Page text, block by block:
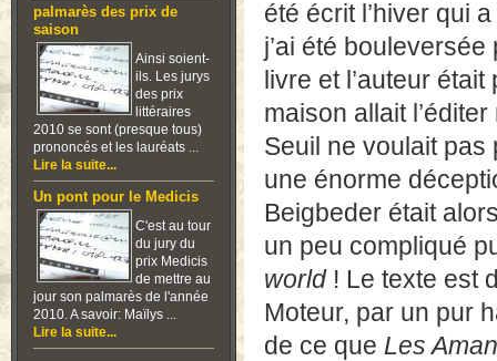
palmarès des prix de
saison
Ainsi soient-
ils. Les jurys
des prix
littéraires
2010 se sont (presque tous)
prononcés et les lauréats ...
Lire la suite...
Un pont pour le Medicis
C'est au tour
du jury du
prix Medicis
de mettre au
jour son palmarès de l'année
2010. A savoir: Maïlys ...
Lire la suite...
été écrit l’hiver qui
j’ai été bouleversée
livre et l’auteur
maison allait
Seuil ne voulait pas
une énorme
Beigbeder était
un peu compliqué
world ! Le texte est
Moteur, par un pur
de ce que Les